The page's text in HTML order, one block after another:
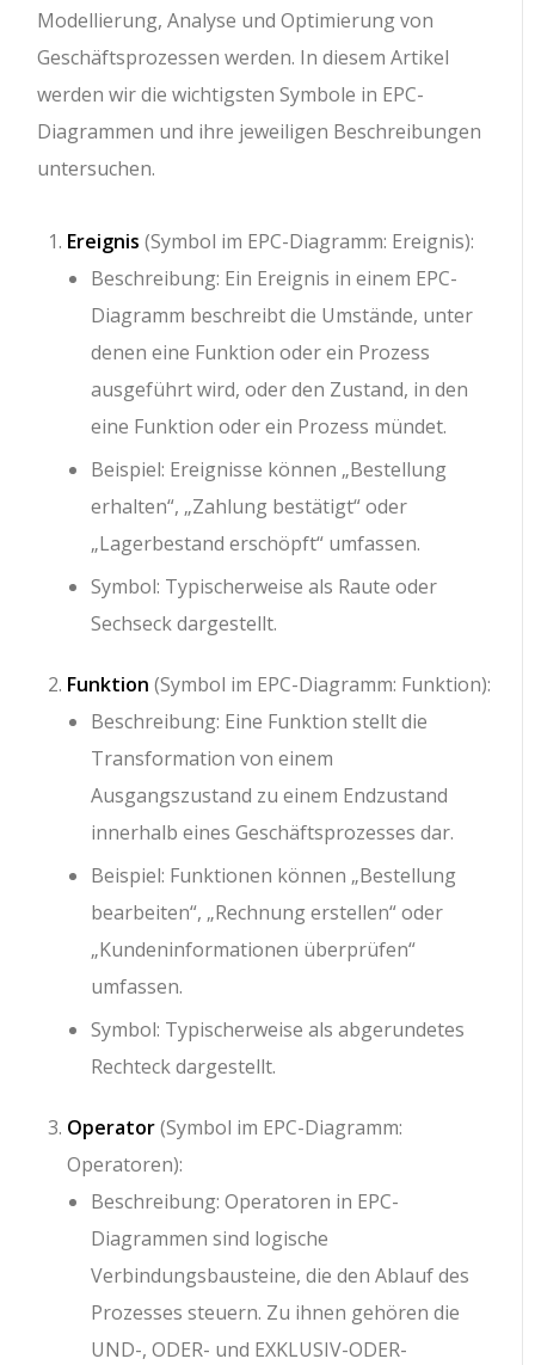
Modellierung, Analyse und Optimierung von
Geschäftsprozessen werden. In diesem Artikel
werden wir die wichtigsten Symbole in EPC-
Diagrammen und ihre jeweiligen Beschreibungen
untersuchen.
Ereignis (Symbol im EPC-Diagramm: Ereignis):
Beschreibung: Ein Ereignis in einem EPC-
Diagramm beschreibt die Umstände, unter
denen eine Funktion oder ein Prozess
ausgeführt wird, oder den Zustand, in den
eine Funktion oder ein Prozess mündet.
Beispiel: Ereignisse können „Bestellung
erhalten“, „Zahlung bestätigt“ oder
„Lagerbestand erschöpft“ umfassen.
Symbol: Typischerweise als Raute oder
Sechseck dargestellt.
Funktion (Symbol im EPC-Diagramm: Funktion):
Beschreibung: Eine Funktion stellt die
Transformation von einem
Ausgangszustand zu einem Endzustand
innerhalb eines Geschäftsprozesses dar.
Beispiel: Funktionen können „Bestellung
bearbeiten“, „Rechnung erstellen“ oder
„Kundeninformationen überprüfen“
umfassen.
Symbol: Typischerweise als abgerundetes
Rechteck dargestellt.
Operator(Symbol im EPC-Diagramm:
Operatoren):
Beschreibung: Operatoren in EPC-
Diagrammen sind logische
Verbindungsbausteine, die den Ablauf des
Prozesses steuern. Zu ihnen gehören die
UND-, ODER- und EXKLUSIV-ODER-